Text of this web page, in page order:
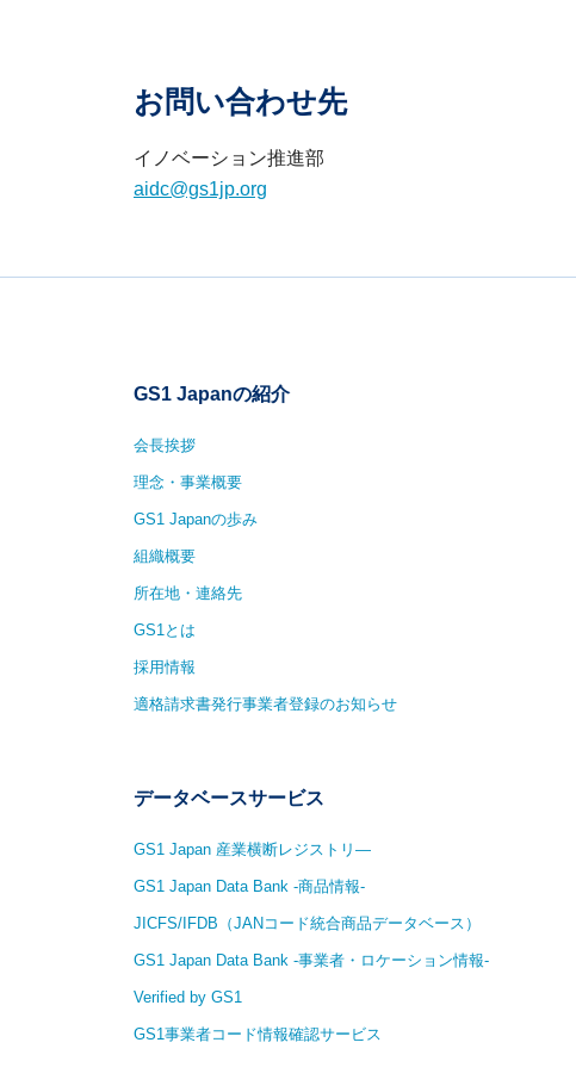
お問い合わせ先
イノベーション推進部
aidc@gs1jp.org
GS1 Japanの紹介
会長挨拶
理念・事業概要
GS1 Japanの歩み
組織概要
所在地・連絡先
GS1とは
採用情報
適格請求書発行事業者登録のお知らせ
データベースサービス
GS1 Japan 産業横断レジストリ—
GS1 Japan Data Bank -商品情報-
JICFS/IFDB（JANコード統合商品データベース）
GS1 Japan Data Bank -事業者・ロケーション情報-
Verified by GS1
GS1事業者コード情報確認サービス